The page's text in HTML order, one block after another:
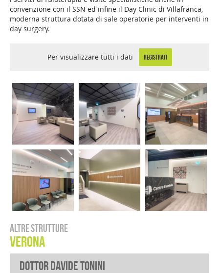
convenzione con il SSN ed infine il Day Clinic di Villafranca,
moderna struttura dotata di sale operatorie per interventi in
day surgery.
Per visualizzare tutti i dati REGISTRATI
Altre strutture
Verona
Dottor Davide Tonini